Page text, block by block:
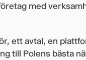
med
ett avtal, en
till Polens bästa